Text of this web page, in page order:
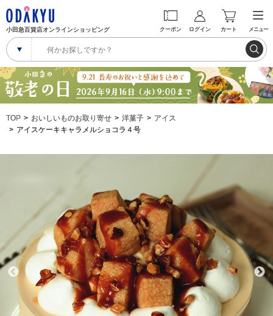
小田急百貨店オンラインショッピング クーポン ログイン カート メニュー
TOP おいしいものお取り寄せ 洋菓子
アイス
アイスケーキキャラメルショコラ４号